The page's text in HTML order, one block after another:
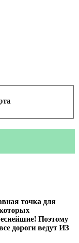
точка для
Поэтому
дороги ведут ИЗ